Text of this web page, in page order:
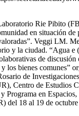
Rie Pibito
en situación de
Veggi LM.
y la ciudad. “Agua e
de discusión
los bienes comunes”
de
Centro de Estudios
Programa en Espacios,
del 18 al 19 de